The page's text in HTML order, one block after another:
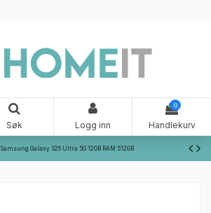
Søk Logg inn
0
Handlekurv
Samsung Galaxy S26 Ultra 5G 12GB RAM 512GB